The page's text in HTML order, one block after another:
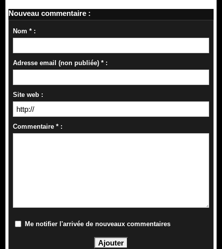
Nouveau commentaire :
Nom * :
Adresse email (non publiée) * :
Site web :
Commentaire * :
Me notifier l'arrivée de nouveaux commentaires